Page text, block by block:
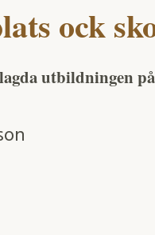
ock
utbildningen